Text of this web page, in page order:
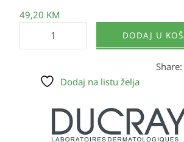
49,20 KM
DODAJ U
Share:
Dodaj na listu želja